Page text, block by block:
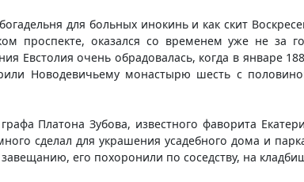
для больных инокинь и как скит
проспекте, оказался со временем уже не
Евстолия очень обрадовалась, когда в январе
Новодевичьему монастырю шесть с
Платона Зубова, известного фаворита
сделал для украшения усадебного дома и
завещанию, его похоронили по соседству, на